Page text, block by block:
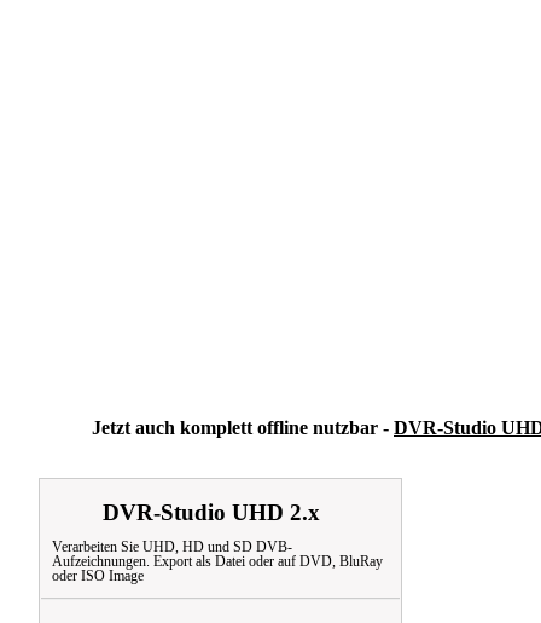
Jetzt auch komplett offline nutzbar - DVR-Studio
DVR-Studio UHD 2.x
Verarbeiten Sie UHD, HD und SD DVB-
Aufzeichnungen. Export als Datei oder auf DVD, BluRay
oder ISO Image